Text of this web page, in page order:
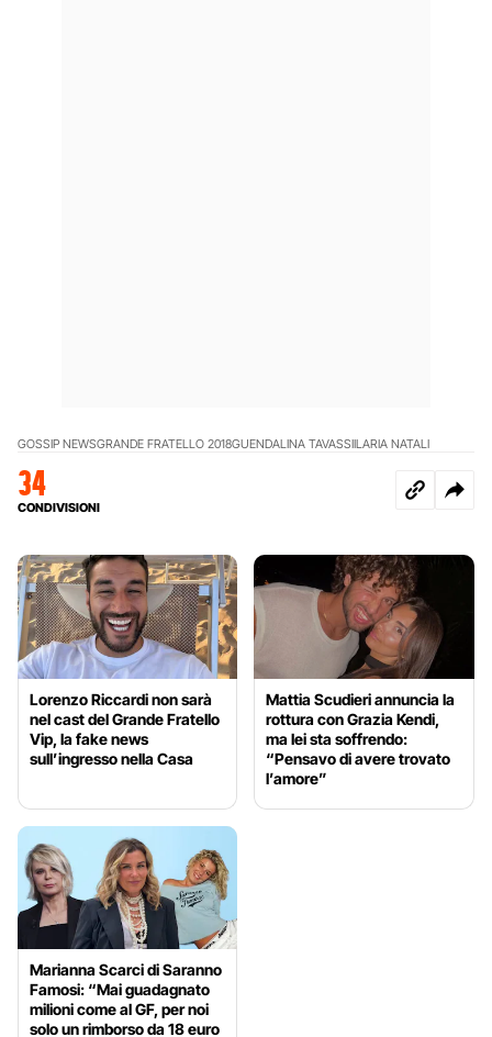
GOSSIP NEWSGRANDE FRATELLO 2018GUENDALINA TAVASSIILARIA NATALI
34
CONDIVISIONI
Lorenzo Riccardi non sarà
nel cast del Grande Fratello
Vip, la fake news
sull’ingresso nella Casa
Mattia Scudieri annuncia la
rottura con Grazia Kendi,
ma lei sta soffrendo:
“Pensavo di avere trovato
l’amore”
Marianna Scarci di Saranno
Famosi: “Mai guadagnato
milioni come al GF, per noi
solo un rimborso da 18 euro